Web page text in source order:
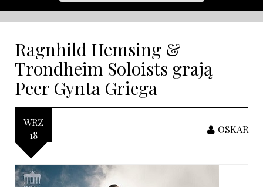
Ragnhild Hemsing &
Trondheim Soloists grają
Peer Gynta Griega
WRZ
18
OSKAR